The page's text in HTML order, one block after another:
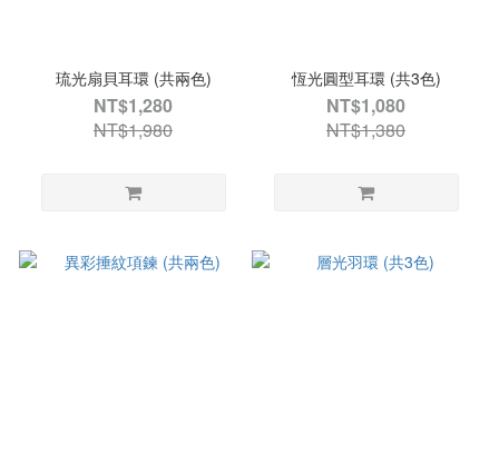
琉光扇貝耳環 (共兩色)
NT$1,280
NT$1,980
恆光圓型耳環 (共3色)
NT$1,080
NT$1,380